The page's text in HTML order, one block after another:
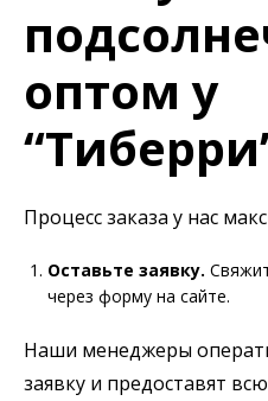
оптом у
Процесс заказа у нас
Оставьте заявку.
через форму на сайте.
Наши менеджеры
заявку и предоставят